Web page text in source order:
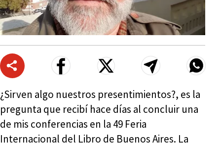
¿Sirven algo nuestros presentimientos?, es la
pregunta que recibí hace días al concluir una
de mis conferencias en la 49 Feria
Internacional del Libro de Buenos Aires. La